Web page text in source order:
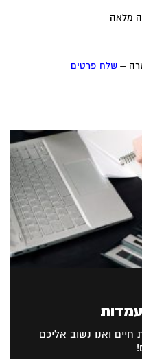
מלאה
– שלח פרטים
ואנו נשוב אליכם